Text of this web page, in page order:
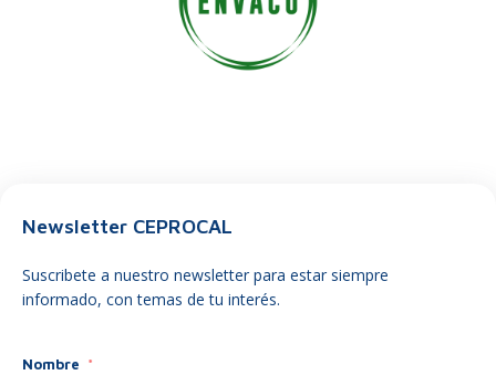
Newsletter CEPROCAL
Suscribete a nuestro newsletter para estar siempre
informado, con temas de tu interés.
Nombre